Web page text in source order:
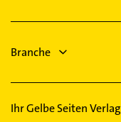
Stegaurach
Eltmann
Krankengymnastik
Branche
Ihr Gelbe Seiten Verlag